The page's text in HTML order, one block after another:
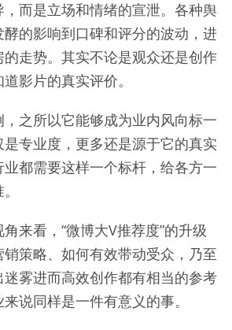
而是立场和情绪的宣泄。各种舆
的影响到口碑和评分的波动，进
走势。其实不论是观众还是创作
影片的真实评价。
之所以它能够成为业内风向标一
专业度，更多还是源于它的真实
都需要这样一个标杆，给各方一
来看，“微博大V推荐度”的升级
策略、如何有效带动受众，乃至
雾进而高效创作都有相当的参考
说同样是一件有意义的事。